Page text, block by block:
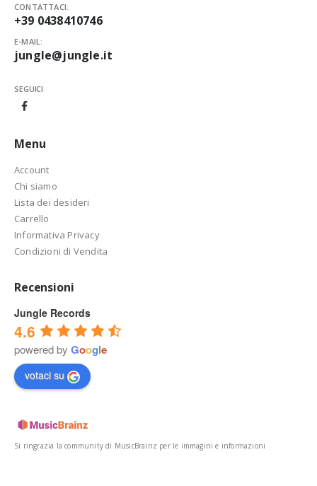
CONTATTACI:
+39 0438410746
E-MAIL:
jungle@jungle.it
SEGUICI
Menu
Account
Chi siamo
Lista dei desideri
Carrello
Informativa Privacy
Condizioni di Vendita
Recensioni
Jungle Records
4.6
powered by Google
votaci su
Si ringrazia la community di MusicBrainz per le immagini e informazioni